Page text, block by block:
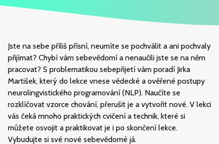
Jste na sebe příliš přísní, neumíte se pochválit a ani pochvaly
přijímat? Chybí vám sebevědomí a nenaučili jste se na něm
pracovat? S problematikou sebepřijetí vám poradí Jirka
Martišek, který do lekce vnese vědecké a ověřené postupy
neurolingvistického programování (NLP). Naučíte se
rozklíčovat vzorce chování, přerušit je a vytvořit nové. V lekci
vás čeká mnoho praktických cvičení a technik, které si
můžete osvojit a praktikovat je i po skončení lekce.
Vybudujte si své nové sebevědomé já.